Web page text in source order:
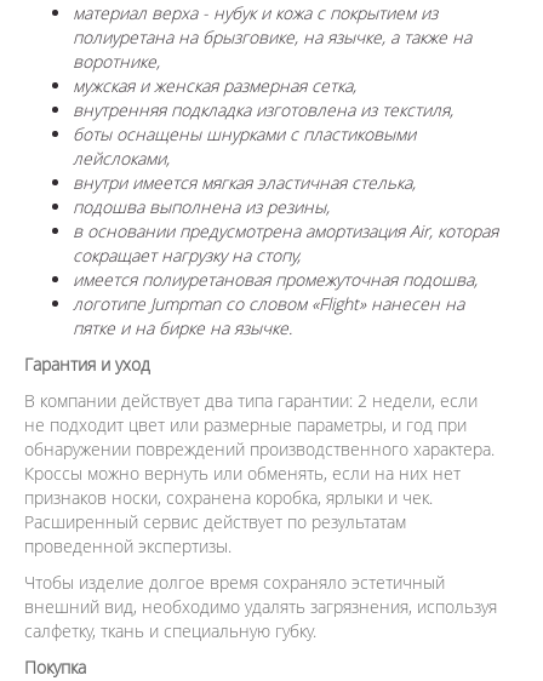
материал верха - нубук и кожа с покрытием из
полиуретана на брызговике, на язычке, а также на
воротнике,
мужская и женская размерная сетка,
внутренняя подкладка изготовлена из текстиля,
боты оснащены шнурками с пластиковыми
лейслоками,
внутри имеется мягкая эластичная стелька,
подошва выполнена из резины,
в основании предусмотрена амортизация Air, которая
сокращает нагрузку на стопу,
имеется полиуретановая промежуточная подошва,
логотипе Jumpman со словом «Flight» нанесен на
пятке и на бирке на язычке.
Гарантия и уход
В компании действует два типа гарантии: 2 недели, если
не подходит цвет или размерные параметры, и год при
обнаружении повреждений производственного характера.
Кроссы можно вернуть или обменять, если на них нет
признаков носки, сохранена коробка, ярлыки и чек.
Расширенный сервис действует по результатам
проведенной экспертизы.
Чтобы изделие долгое время сохраняло эстетичный
внешний вид, необходимо удалять загрязнения, используя
салфетку, ткань и специальную губку.
Покупка